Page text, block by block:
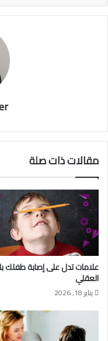
مقالات ذات صلة
علامات تدل على إصابة طفلك
العقلي
يناير 18, 2026